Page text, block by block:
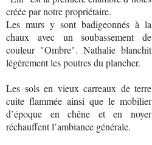
créée par notre propriétaire.
Les murs y sont badigeonnés à la
chaux avec un soubassement de
couleur "Ombre". Nathalie blanchit
légèrement les poutres du plancher.
Les sols en vieux carreaux de terre
cuite flammée ainsi que le mobilier
d’époque en chêne et en noyer
réchauffent l’ambiance générale.